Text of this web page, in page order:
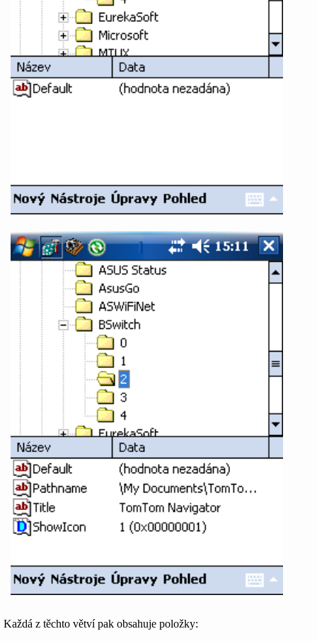
Každá z těchto větví pak obsahuje položky: